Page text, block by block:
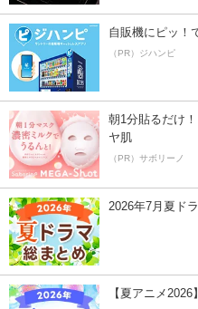
自販機にピッ！
（PR）ジハンピ
朝1分貼るだけ
ヤ肌
（PR）サボリーノ
2026年7月夏ド
【夏アニメ